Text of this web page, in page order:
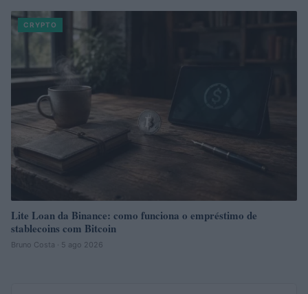
CRYPTO
Lite Loan da Binance: como funciona o empréstimo de
stablecoins com Bitcoin
Bruno Costa · 5 ago 2026